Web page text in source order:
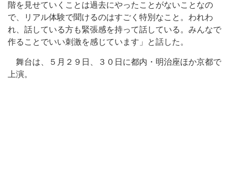
階を見せていくことは過去にやったことがないことなの
で、リアル体験で聞けるのはすごく特別なこと。われわ
れ、話している方も緊張感を持って話している。みんなで
作ることでいい刺激を感じています」と話した。
舞台は、５月２９日、３０日に都内・明治座ほか京都で
上演。